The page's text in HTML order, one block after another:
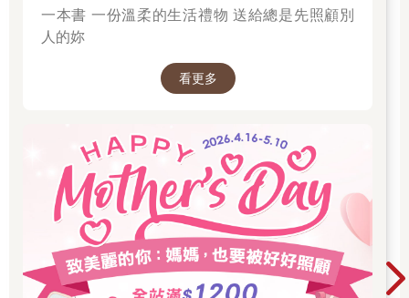
一本書 一份溫柔的生活禮物 送給總是先照顧別
人的妳
看更多